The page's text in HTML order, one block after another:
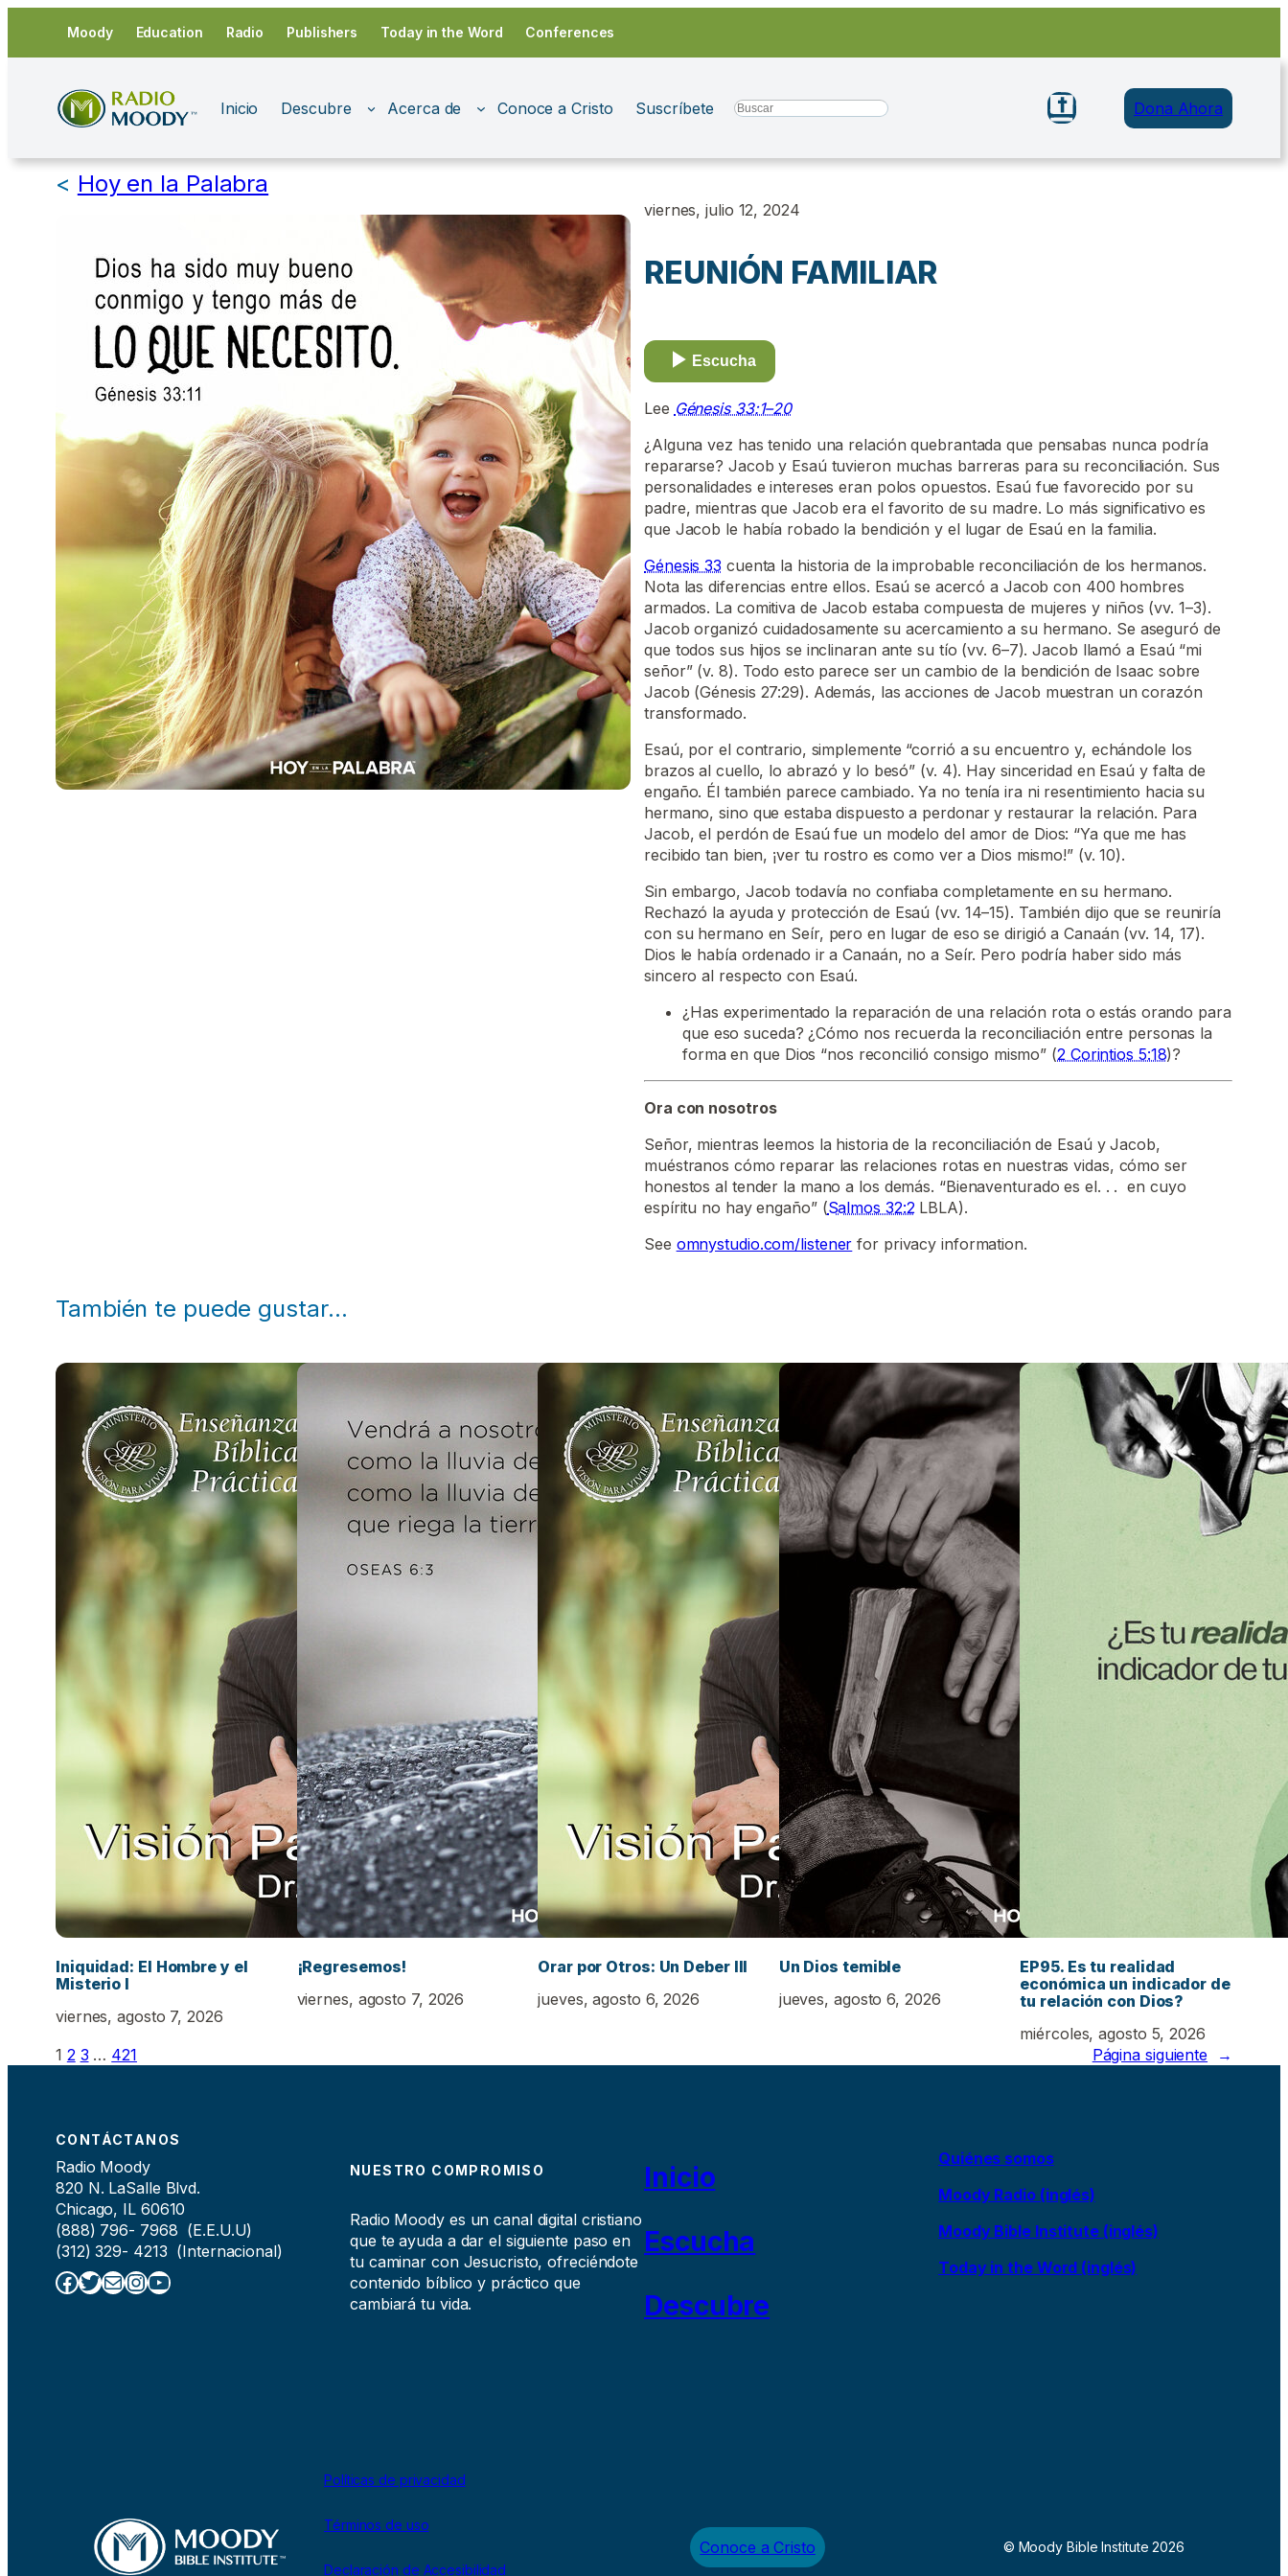
contenido
Moody Education Radio Publishers Today in the Word Conferences
Inicio Descubre Acerca de Conoce a Cristo Suscríbete Search Dona Ahora
< Hoy en la Palabra
viernes, julio 12, 2024
REUNIÓN FAMILIAR
Escucha
Lee Génesis 33:1–20
¿Alguna vez has tenido una relación quebrantada que pensabas nunca podría
repararse? Jacob y Esaú tuvieron muchas barreras para su reconciliación. Sus
personalidades e intereses eran polos opuestos. Esaú fue favorecido por su
padre, mientras que Jacob era el favorito de su madre. Lo más significativo es
que Jacob le había robado la bendición y el lugar de Esaú en la familia.
Génesis 33 cuenta la historia de la improbable reconciliación de los hermanos.
Nota las diferencias entre ellos. Esaú se acercó a Jacob con 400 hombres
armados. La comitiva de Jacob estaba compuesta de mujeres y niños (vv. 1–3).
Jacob organizó cuidadosamente su acercamiento a su hermano. Se aseguró de
que todos sus hijos se inclinaran ante su tío (vv. 6–7). Jacob llamó a Esaú “mi
señor” (v. 8). Todo esto parece ser un cambio de la bendición de Isaac sobre
Jacob (Génesis 27:29). Además, las acciones de Jacob muestran un corazón
transformado.
Esaú, por el contrario, simplemente “corrió a su encuentro y, echándole los
brazos al cuello, lo abrazó y lo besó” (v. 4). Hay sinceridad en Esaú y falta de
engaño. Él también parece cambiado. Ya no tenía ira ni resentimiento hacia su
hermano, sino que estaba dispuesto a perdonar y restaurar la relación. Para
Jacob, el perdón de Esaú fue un modelo del amor de Dios: “Ya que me has
recibido tan bien, ¡ver tu rostro es como ver a Dios mismo!” (v. 10).
Sin embargo, Jacob todavía no confiaba completamente en su hermano.
Rechazó la ayuda y protección de Esaú (vv. 14–15). También dijo que se reuniría
con su hermano en Seír, pero en lugar de eso se dirigió a Canaán (vv. 14, 17).
Dios le había ordenado ir a Canaán, no a Seír. Pero podría haber sido más
sincero al respecto con Esaú.
¿Has experimentado la reparación de una relación rota o estás orando para
que eso suceda? ¿Cómo nos recuerda la reconciliación entre personas la
forma en que Dios “nos reconcilió consigo mismo” (2 Corintios 5:18)?
Ora con nosotros
Señor, mientras leemos la historia de la reconciliación de Esaú y Jacob,
muéstranos cómo reparar las relaciones rotas en nuestras vidas, cómo ser
honestos al tender la mano a los demás. “Bienaventurado es el. . . en cuyo
espíritu no hay engaño” (Salmos 32:2LBLA).
See omnystudio.com/listener for privacy information.
También te puede gustar…
Iniquidad: El Hombre y el
Misterio I
viernes, agosto 7, 2026
¡Regresemos!
viernes, agosto 7, 2026
Orar por Otros: Un Deber III
jueves, agosto 6, 2026
Un Dios temible
jueves, agosto 6, 2026
EP95. Es tu realidad
económica un indicador de
tu relación con Dios?
miércoles, agosto 5, 2026
1 2 3 … 421 Página siguiente →
CONTÁCTANOS
Radio Moody
820 N. LaSalle Blvd.
Chicago, IL 60610
(888) 796- 7968 (E.E.U.U)
(312) 329- 4213 (Internacional)
Facebook Twitter Correo electrónico InstagramYouTube
NUESTRO COMPROMISO
Radio Moody es un canal digital cristiano
que te ayuda a dar el siguiente paso en
tu caminar con Jesucristo, ofreciéndote
contenido bíblico y práctico que
cambiará tu vida.
Inicio
Escucha
Descubre
Quiénes somos
Moody Radio (inglés)
Moody Bible Institute (inglés)
Today in the Word (inglés)
Políticas de privacidad
Términos de uso
Declaración de Accesibilidad
Conoce a Cristo © Moody Bible Institute 2026